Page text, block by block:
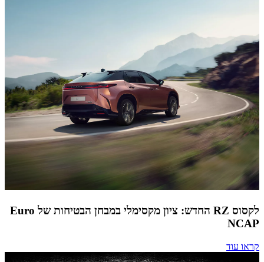
לקסוס RZ החדש: ציון מקסימלי במבחן הבטיחות של Euro
NCAP
קראו עוד